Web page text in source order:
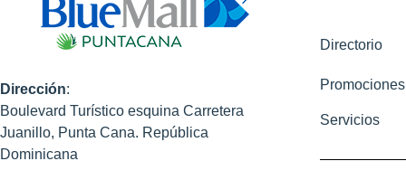
Dirección:
Boulevard Turístico esquina Carretera
Juanillo, Punta Cana. República
Dominicana
Directorio
Promociones
Servicios